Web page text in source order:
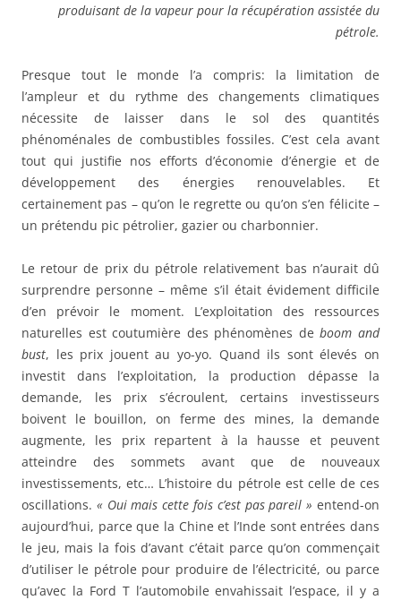
produisant de la vapeur pour la récupération assistée du
pétrole.
Presque tout le monde l’a compris: la limitation de
l’ampleur et du rythme des changements climatiques
nécessite de laisser dans le sol des quantités
phénoménales de combustibles fossiles. C’est cela avant
tout qui justifie nos efforts d’économie d’énergie et de
développement des énergies renouvelables. Et
certainement pas – qu’on le regrette ou qu’on s’en félicite –
un prétendu pic pétrolier, gazier ou charbonnier.
Le retour de prix du pétrole relativement bas n’aurait dû
surprendre personne – même s’il était évidement difficile
d’en prévoir le moment. L’exploitation des ressources
naturelles est coutumière des phénomènes deboom and
bust, les prix jouent au yo-yo. Quand ils sont élevés on
investit dans l’exploitation, la production dépasse la
demande, les prix s’écroulent, certains investisseurs
boivent le bouillon, on ferme des mines, la demande
augmente, les prix repartent à la hausse et peuvent
atteindre des sommets avant que de nouveaux
investissements, etc… L’histoire du pétrole est celle de ces
oscillations. « Oui mais cette fois c’est pas pareil » entend-on
aujourd’hui, parce que la Chine et l’Inde sont entrées dans
le jeu, mais la fois d’avant c’était parce qu’on commençait
d’utiliser le pétrole pour produire de l’électricité, ou parce
qu’avec la Ford T l’automobile envahissait l’espace, il y a